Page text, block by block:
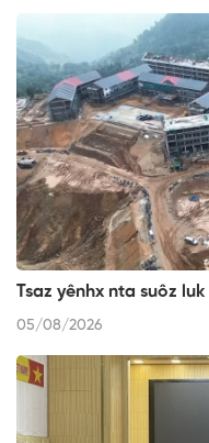
Tsaz yênhx nta suôz
05/08/2026